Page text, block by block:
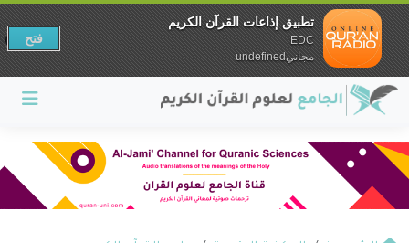
تطبيق إذاعات القرآن الكريم
EDC
مجانيundefined
فتح